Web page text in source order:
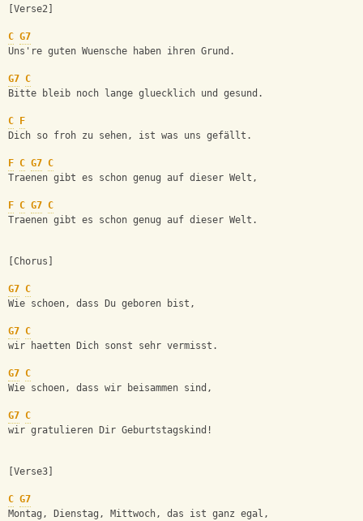
[Verse2]
C G7
Uns're guten Wuensche haben ihren Grund.
G7 C
Bitte bleib noch lange gluecklich und gesund.
C
F
Dich so froh zu sehen, ist was uns gefällt.
F C G7 C
Traenen gibt es schon genug auf dieser Welt,
F C G7 C
Traenen gibt es schon genug auf dieser Welt.
[Chorus]
G7 C
Wie schoen, dass Du geboren bist,
G7 C
wir haetten Dich sonst sehr vermisst.
G7 C
Wie schoen, dass wir beisammen sind,
G7 C
wir gratulieren Dir Geburtstagskind!
[Verse3]
C G7
Montag, Dienstag, Mittwoch, das ist ganz egal,